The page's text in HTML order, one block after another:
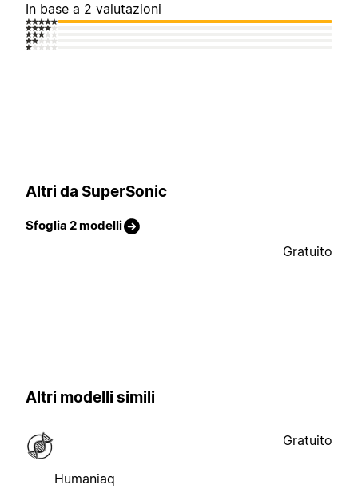
In base a 2 valutazioni
Altri da SuperSonic
Sfoglia 2 modelli
Gratuito
Altri modelli simili
Humaniaq
Gratuito